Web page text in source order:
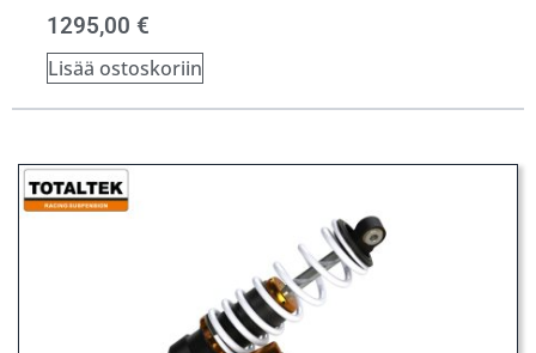
1295,00 €
Lisää ostoskoriin